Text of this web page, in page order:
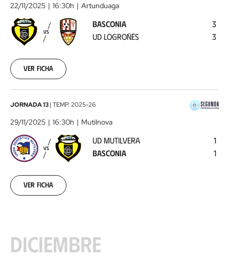
UD
Logroñés2025-
11-
22/11/2025 16:30h Artunduaga
VS
BASCONIA
UD LOGROÑÉS
3
3
Ver ficha
UD
Mutilvera
Basconia2025-
11-
JORNADA 13| TEMP. 2025-26
29/11/2025 16:30h Mutilnova
VS
UD MUTILVERA
BASCONIA
1
1
Ver ficha
DICIEMBRE